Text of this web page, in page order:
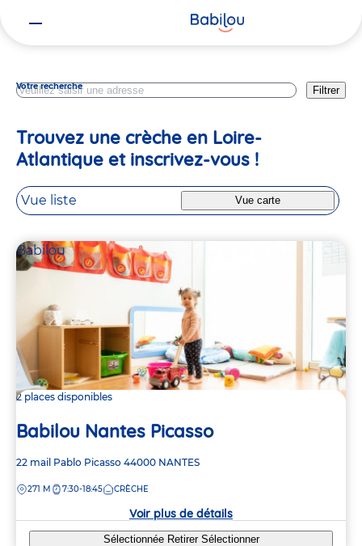
Votre recherche Filtrer
Trouvez une crèche en Loire-
Atlantique et inscrivez-vous !
Vue liste Vue carte
Babilou
2 places disponibles
Babilou Nantes Picasso
Adresse
la
22 mail Pablo Picasso 44000 NANTES
DISTANCE
271 M 7:30-18:45 CRÈCHE
Voir plus de détails
Sélectionnée Retirer Sélectionner